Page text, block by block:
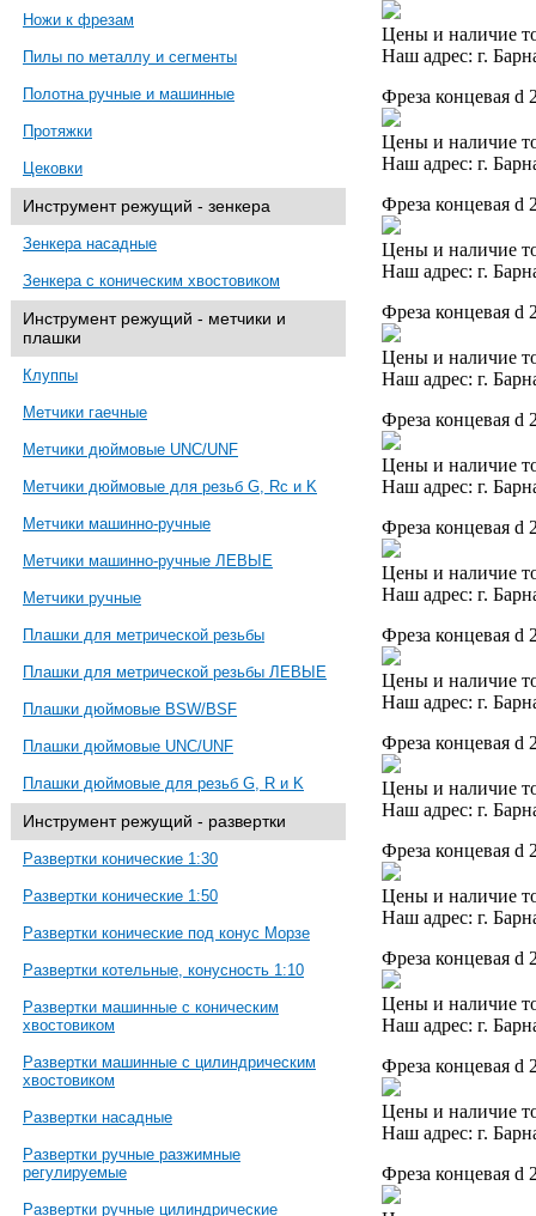
Ножи к фрезам
Пилы по металлу и сегменты
Полотна ручные и машинные
Протяжки
Цековки
Инструмент режущий - зенкера
Зенкера насадные
Зенкера с коническим хвостовиком
Инструмент режущий - метчики и
плашки
Клуппы
Метчики гаечные
Метчики дюймовые UNC/UNF
Метчики дюймовые для резьб G, Rc и K
Метчики машинно-ручные
Метчики машинно-ручные ЛЕВЫЕ
Метчики ручные
Плашки для метрической резьбы
Плашки для метрической резьбы ЛЕВЫЕ
Плашки дюймовые BSW/BSF
Плашки дюймовые UNC/UNF
Плашки дюймовые для резьб G, R и K
Инструмент режущий - развертки
Развертки конические 1:30
Развертки конические 1:50
Развертки конические под конус Морзе
Развертки котельные, конусность 1:10
Развертки машинные с коническим
хвостовиком
Развертки машинные с цилиндрическим
хвостовиком
Развертки насадные
Развертки ручные разжимные
регулируемые
Развертки ручные цилиндрические
Цены и наличие
Наш адрес: г.
Фреза концевая
Цены и наличие
Наш адрес: г.
Фреза концевая
Цены и наличие
Наш адрес: г.
Фреза концевая
Цены и наличие
Наш адрес: г.
Фреза концевая
Цены и наличие
Наш адрес: г.
Фреза концевая
Цены и наличие
Наш адрес: г.
Фреза концевая
Цены и наличие
Наш адрес: г.
Фреза концевая
Цены и наличие
Наш адрес: г.
Фреза концевая
Цены и наличие
Наш адрес: г.
Фреза концевая
Цены и наличие
Наш адрес: г.
Фреза концевая
Цены и наличие
Наш адрес: г.
Фреза концевая